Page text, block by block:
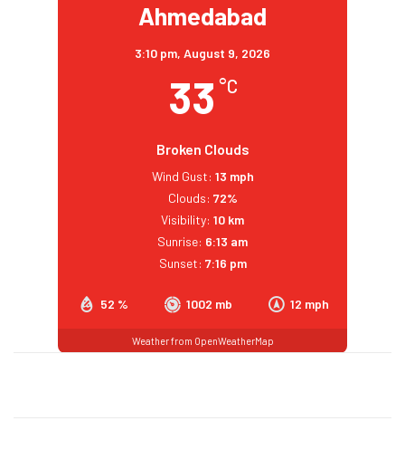
Ahmedabad
3:10 pm, August 9, 2026
33 °C
Broken Clouds
52 % 1002 mb 12 mph
Wind Gust: 13 mph
Clouds: 72%
Visibility: 10 km
Sunrise: 6:13 am
Sunset: 7:16 pm
Weather from OpenWeatherMap